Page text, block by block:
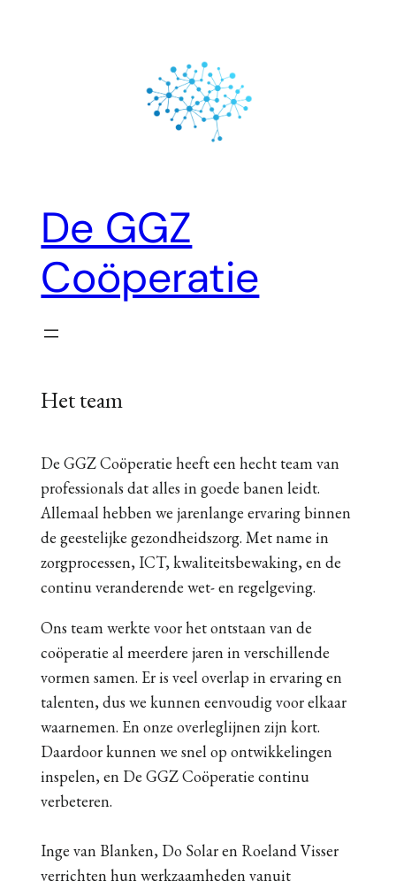
De GGZ
Coöperatie
Het team
De GGZ Coöperatie heeft een hecht team van
professionals dat alles in goede banen leidt.
Allemaal hebben we jarenlange ervaring binnen
de geestelijke gezondheidszorg. Met name in
zorgprocessen, ICT, kwaliteitsbewaking, en de
continu veranderende wet- en regelgeving.
Ons team werkte voor het ontstaan van de
coöperatie al meerdere jaren in verschillende
vormen samen. Er is veel overlap in ervaring en
talenten, dus we kunnen eenvoudig voor elkaar
waarnemen. En onze overleglijnen zijn kort.
Daardoor kunnen we snel op ontwikkelingen
inspelen, en De GGZ Coöperatie continu
verbeteren.
Inge van Blanken, Do Solar en Roeland Visser
verrichten hun werkzaamheden vanuit